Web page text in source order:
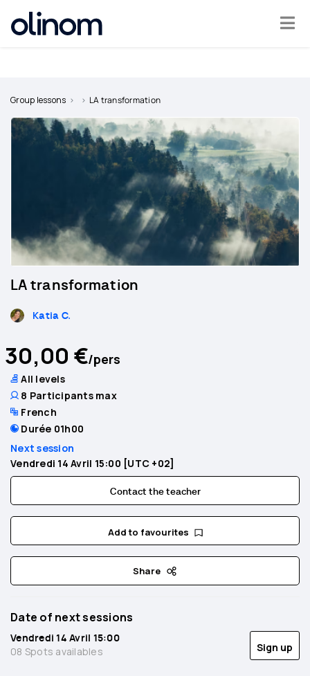
Group lessons LA transformation
LA transformation
Katia C.
30,00 €/pers
All levels
8 Participants max
French
Durée 01h00
Next session
Vendredi 14 Avril 15:00 [UTC +02]
Contact the teacher
Add to favourites
Share
Date of next sessions
Vendredi 14 Avril 15:00
08 Spots availables Sign up
Cookies management panel